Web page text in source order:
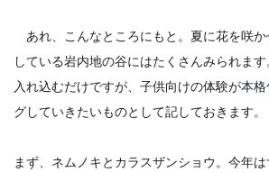
あれ、こんなところにもと。夏に花を咲
している岩内地の谷にはたくさんみられま
入れ込むだけですが、子供向けの体験が本
グしていきたいものとして記しておきます。
まず、ネムノキとカラスザンショウ。今年